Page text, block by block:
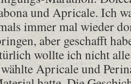
und Apricale. Ich
immer mal wieder
aber geschafft
wollte ich nicht
Apricale und